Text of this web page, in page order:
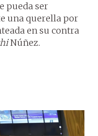
pueda ser
una querella por
en su contra
Núñez.